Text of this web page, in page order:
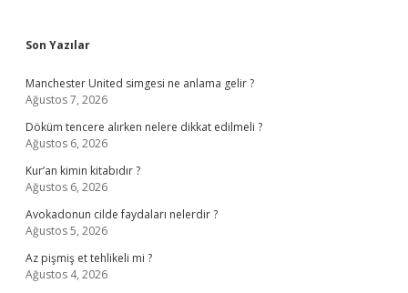
Sidebar
Son Yazılar
Manchester United simgesi ne anlama gelir ?
Ağustos 7, 2026
Döküm tencere alırken nelere dikkat edilmeli ?
Ağustos 6, 2026
Kur’an kimin kitabıdır ?
Ağustos 6, 2026
Avokadonun cilde faydaları nelerdir ?
Ağustos 5, 2026
Az pişmiş et tehlikeli mi ?
Ağustos 4, 2026